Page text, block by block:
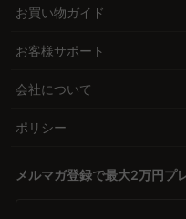
強く掃除が簡単な合成板素材
家具は、ペットと共に過ごす
近づけます。
長く愛せる、安心の耐久性
CAGUUUの製品は高品質な
お買い物ガイド
お客様サポート
会社について
ポリシー
メルマガ登録で最大2万円プ